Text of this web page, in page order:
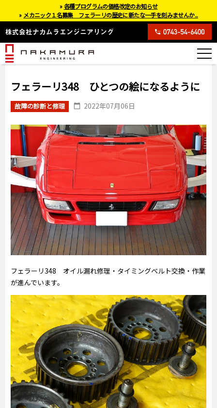
フェラーリ348 ひとつの絵になるように
故障の診断と修理 2022年07月06日
フェラーリ348 オイル漏れ修理・タイミングベルト交換・作業
が進んでいます。
»各種プログラムの価格改定のお知らせ
» メカニック１名募集 フェラーリの歴史に新たな一手を刻みませんか...